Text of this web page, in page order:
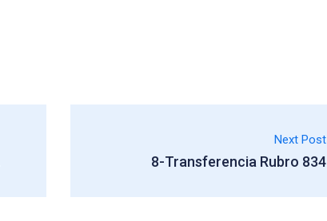
Next Post
8-Transferencia Rubro 834